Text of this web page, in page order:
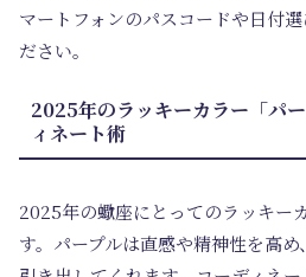
マートフォンのパスコードや日付
ださい。
2025年のラッキーカラー「パ
ィネート術
2025年の蠍座にとってのラッキー
す。パープルは直感や精神性を高